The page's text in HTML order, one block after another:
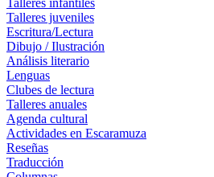
Talleres infantiles
Talleres juveniles
Escritura/Lectura
Dibujo / Ilustración
Análisis literario
Lenguas
Clubes de lectura
Talleres anuales
Agenda cultural
Actividades en Escaramuza
Reseñas
Traducción